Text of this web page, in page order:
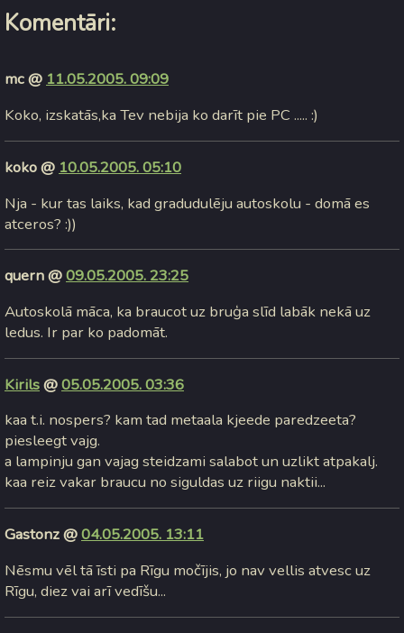
Komentāri:
mc @ 11.05.2005. 09:09
Koko, izskatās,ka Tev nebija ko darīt pie PC ..... :)
koko @ 10.05.2005. 05:10
Nja - kur tas laiks, kad gradudulēju autoskolu - domā es
atceros? :))
quern @09.05.2005. 23:25
Autoskolā māca, ka braucot uz bruģa slīd labāk nekā uz
ledus. Ir par ko padomāt.
Kirils@05.05.2005. 03:36
kaa t.i. nospers? kam tad metaala kjeede paredzeeta?
piesleegt vajg.
a lampinju gan vajag steidzami salabot un uzlikt atpakalj.
kaa reiz vakar braucu no siguldas uz riigu naktii...
Gastonz @04.05.2005. 13:11
Nēsmu vēl tā īsti pa Rīgu močījis, jo nav vellis atvesc uz
Rīgu, diez vai arī vedīšu...